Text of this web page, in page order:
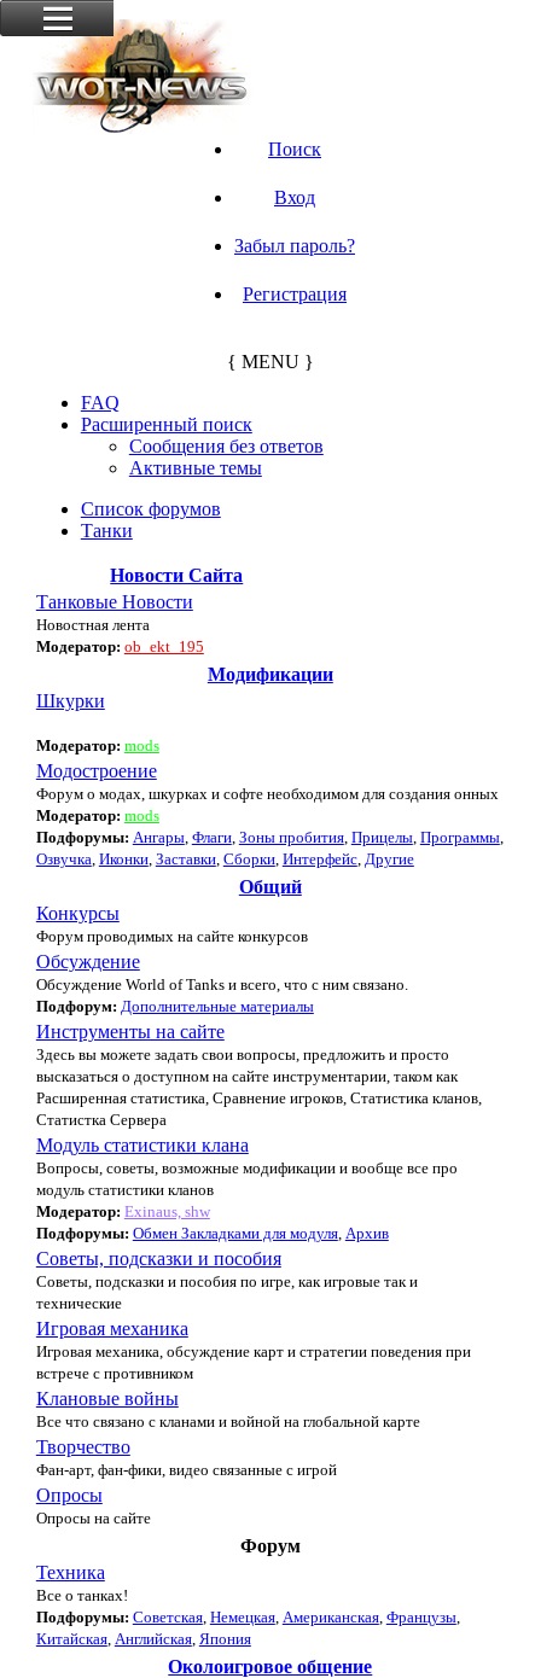
Поиск
Вход
Забыл пароль?
Регистрация
{ MENU }
FAQ
Расширенный поиск
Сообщения без ответов
Активные темы
Список форумов
Танки
Новости Сайта
Танковые Новости
Новостная лента
Модератор: ob_ekt_195
Модификации
Шкурки
Модератор: mods
Модостроение
Форум о модах, шкурках и софте необходимом для создания онных
Модератор: mods
Подфорумы: Ангары, Флаги, Зоны пробития, Прицелы, Программы,
Озвучка, Иконки, Заставки, Сборки, Интерфейс, Другие
Общий
Конкурсы
Форум проводимых на сайте конкурсов
Обсуждение
Обсуждение World of Tanks и всего, что с ним связано.
Подфорум: Дополнительные материалы
Инструменты на сайте
Здесь вы можете задать свои вопросы, предложить и просто
высказаться о доступном на сайте инструментарии, таком как
Расширенная статистика, Сравнение игроков, Статистика кланов,
Статистка Сервера
Модуль статистики клана
Вопросы, советы, возможные модификации и вообще все про
модуль статистики кланов
Модератор: Exinaus, shw
Подфорумы: Обмен Закладками для модуля, Архив
Советы, подсказки и пособия
Советы, подсказки и пособия по игре, как игровые так и
технические
Игровая механика
Игровая механика, обсуждение карт и стратегии поведения при
встрече с противником
Клановые войны
Все что связано с кланами и войной на глобальной карте
Творчество
Фан-арт, фан-фики, видео связанные с игрой
Опросы
Опросы на сайте
Форум
Техника
Все о танках!
Подфорумы: Советская, Немецкая, Американская, Французы,
Китайская, Английская, Япония
Околоигровое общение